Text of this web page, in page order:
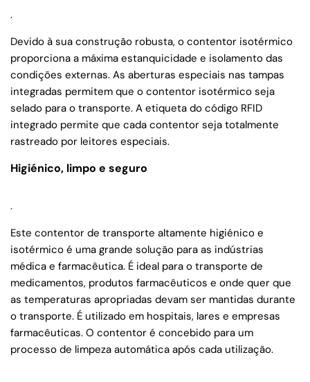
.
Devido à sua construção robusta, o contentor isotérmico
proporciona a máxima estanquicidade e isolamento das
condições externas. As aberturas especiais nas tampas
integradas permitem que o contentor isotérmico seja
selado para o transporte. A etiqueta do código RFID
integrado permite que cada contentor seja totalmente
rastreado por leitores especiais.
Higiénico, limpo e seguro
.
Este contentor de transporte altamente higiénico e
isotérmico é uma grande solução para as indústrias
médica e farmacêutica. É ideal para o transporte de
medicamentos, produtos farmacêuticos e onde quer que
as temperaturas apropriadas devam ser mantidas durante
o transporte. É utilizado em hospitais, lares e empresas
farmacêuticas. O contentor é concebido para um
processo de limpeza automática após cada utilização.